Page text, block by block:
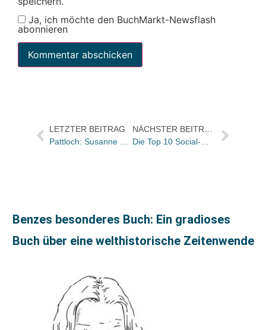
Ja, ich möchte den BuchMarkt-Newsflash
abonnieren
LETZTER BEITRAG
Pattloch: Susanne Lieb hat Programmleitung Geschenk- und Kinderbuch übernommen
NÄCHSTER BEITRAG
Die Top 10 Social-Media Trendcharts der KW 31
Benzes besonderes Buch: Ein gradioses
Buch über eine welthistorische Zeitenwende